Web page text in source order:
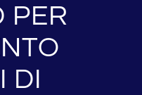
PER
DI